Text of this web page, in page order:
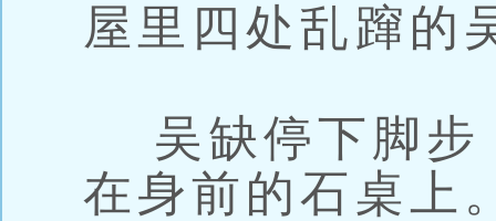
屋里四处乱蹿的
吴缺停下脚步
在身前的石桌上